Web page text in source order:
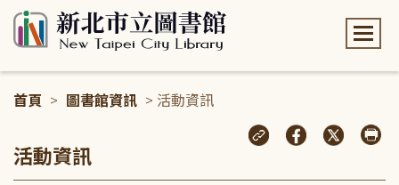
首頁 > 圖書館資訊 > 活動資訊
活動資訊